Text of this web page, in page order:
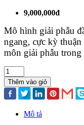
9,000,000đ
Mô hình giải phẫu
ngang, cực kỳ
môn giải phẫu trong
Thêm vào giỏ
Mô tả